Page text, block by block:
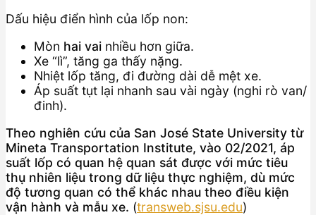
Dấu hiệu điển hình của lốp non:
Mòn hai vai nhiều hơn giữa.
Xe “lì”, tăng ga thấy nặng.
Nhiệt lốp tăng, đi đường dài dễ mệt xe.
Áp suất tụt lại nhanh sau vài ngày (nghi rò van/
đinh).
Theo nghiên cứu của San José State University từ
Mineta Transportation Institute, vào 02/2021, áp
suất lốp có quan hệ quan sát được với mức tiêu
thụ nhiên liệu trong dữ liệu thực nghiệm, dù mức
độ tương quan có thể khác nhau theo điều kiện
vận hành và mẫu xe. (transweb.sjsu.edu)